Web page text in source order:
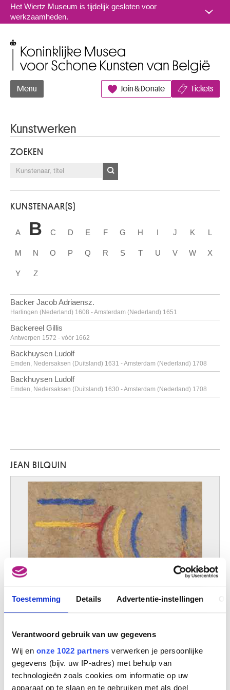
Toestemming Details Advertentie-instellingen
Verantwoord gebruik van uw gegevens
Wij en onze 1022 partners verwerken je persoonlijke
gegevens (bijv. uw IP-adres) met behulp van
technologieën zoals cookies om informatie op uw
apparaat op te slaan en te gebruiken met als doel
Naar inhoud
Het Wiertz Museum is tijdelijk gesloten voor
werkzaamheden.
Menu Join & Donate Tickets
Kunstwerken
ZOEKEN
KUNSTENAAR(S)
A B C D E F G H I J K L
M N O P Q R S T U V W X
Y Z
Backer Jacob Adriaensz.
Harlingen (Nederland) 1608 - Amsterdam (Nederland) 1651
Backereel Gillis
Antwerpen 1572 - vóór 1662
Backhuysen Ludolf
Emden, Nedersaksen (Duitsland) 1631 - Amsterdam (Nederland) 1708
Backhuysen Ludolf
Emden, Nedersaksen (Duitsland) 1630 - Amsterdam (Nederland) 1708
Lovendegem 1904 - Gent 1980
Baertling Olle
Halmstad (Zweden) 1911 - Stockholm (Zweden) 1981
Baertsoen Albert
Gent 1866 - 1922
Baes Firmin
Sint-Joost-ten-Node / Brussel 1874 - Brussel 1943
Baes Henri
Brussel 1850 -1920
Baes Rachel
Elsene / Brussel 1912 - Brugge 1983
Bage Jacques
Bagelaar Ernst Willem Jan
Baglione Giovanni
Rome (Italië) ca. 1566 - 1643
Bailleux Cesar
JEAN BILQUIN
Hommage aan Vantongerloo 1938